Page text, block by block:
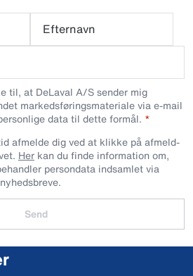
Efternavn
til, at DeLaval A/S sender mig
markedsføringsmateriale via e-mail
data til dette formål.
afmelde dig ved at klikke på afmeld-
Her kan du finde information om,
persondata indsamlet via
Send